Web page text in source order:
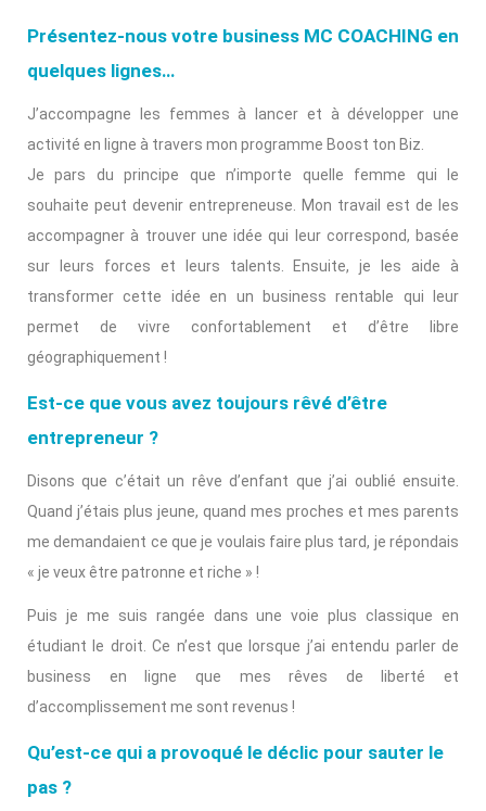
Présentez-nous votre business MC COACHING en
quelques lignes…
J’accompagne les femmes à lancer et à développer une
activité en ligne à travers mon programme Boost ton Biz.
Je pars du principe que n’importe quelle femme qui le
souhaite peut devenir entrepreneuse. Mon travail est de les
accompagner à trouver une idée qui leur correspond, basée
sur leurs forces et leurs talents. Ensuite, je les aide à
transformer cette idée en un business rentable qui leur
permet de vivre confortablement et d’être libre
géographiquement !
Est-ce que vous avez toujours rêvé d’être
entrepreneur ?
Disons que c’était un rêve d’enfant que j’ai oublié ensuite.
Quand j’étais plus jeune, quand mes proches et mes parents
me demandaient ce que je voulais faire plus tard, je répondais
« je veux être patronne et riche » !
Puis je me suis rangée dans une voie plus classique en
étudiant le droit. Ce n’est que lorsque j’ai entendu parler de
business en ligne que mes rêves de liberté et
d’accomplissement me sont revenus !
Qu’est-ce qui a provoqué le déclic pour sauter le
pas ?